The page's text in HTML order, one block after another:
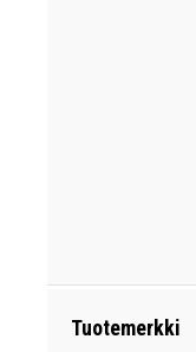
Tuotemerkki